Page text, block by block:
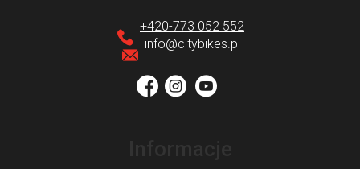
info@citybikes.pl
+420-773 052 552